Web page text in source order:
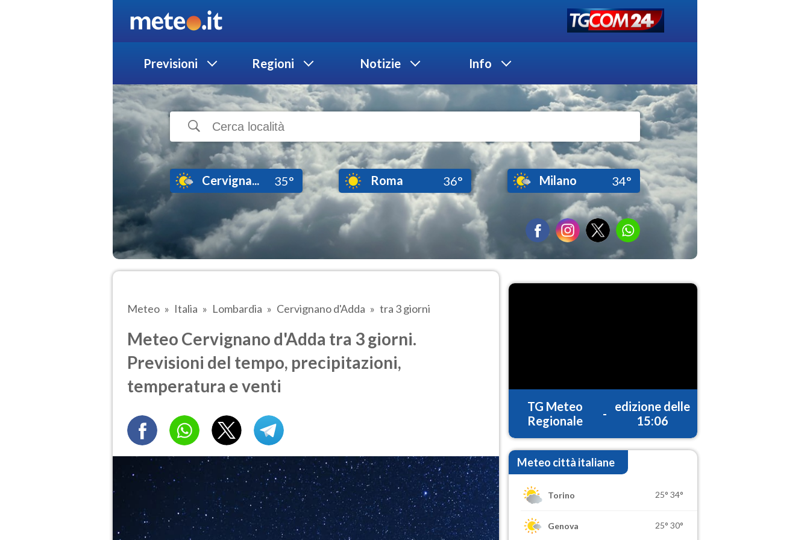
Previsioni Regioni Notizie Info
Cervigna... 35° Roma 36° Milano 34°
Meteo Italia Lombardia Cervignano d'Adda tra 3 giorni
Meteo Cervignano d'Adda tra 3 giorni.
Previsioni del tempo, precipitazioni,
temperatura e venti
TG Meteo
Regionale
-
edizione delle
15:06
Meteo città italiane
Torino 25° 34°
Genova 25° 30°